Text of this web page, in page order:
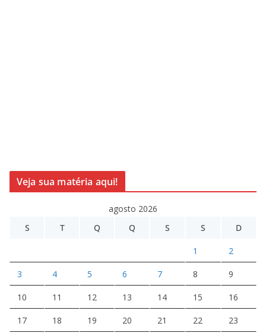
Veja sua matéria aqui!
agosto 2026
S
T Q Q S S D
1 2
3 4 5 6 7 8 9
10 11 12 13 14 15 16
17 18 19 20 21 22 23